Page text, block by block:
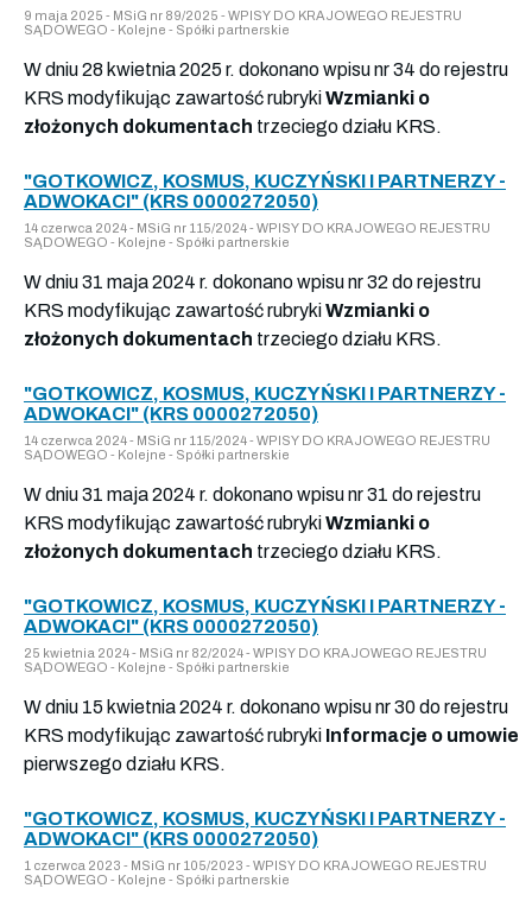
9 maja 2025 - MSiG nr 89/2025 - WPISY DO KRAJOWEGO REJESTRU
SĄDOWEGO - Kolejne - Spółki partnerskie
W dniu 28 kwietnia 2025 r. dokonano wpisu nr 34 do rejestru
KRS modyfikując zawartość rubrykiWzmianki o
złożonych dokumentach trzeciego działu KRS.
"GOTKOWICZ, KOSMUS, KUCZYŃSKI I PARTNERZY -
ADWOKACI" (KRS 0000272050)
14 czerwca 2024 - MSiG nr 115/2024 - WPISY DO KRAJOWEGO REJESTRU
SĄDOWEGO - Kolejne - Spółki partnerskie
W dniu 31 maja 2024 r. dokonano wpisu nr 32 do rejestru
KRS modyfikując zawartość rubrykiWzmianki o
złożonych dokumentach trzeciego działu KRS.
"GOTKOWICZ, KOSMUS, KUCZYŃSKI I PARTNERZY -
ADWOKACI" (KRS 0000272050)
14 czerwca 2024 - MSiG nr 115/2024 - WPISY DO KRAJOWEGO REJESTRU
SĄDOWEGO - Kolejne - Spółki partnerskie
W dniu 31 maja 2024 r. dokonano wpisu nr 31 do rejestru
KRS modyfikując zawartość rubrykiWzmianki o
złożonych dokumentach trzeciego działu KRS.
"GOTKOWICZ, KOSMUS, KUCZYŃSKI I PARTNERZY -
ADWOKACI" (KRS 0000272050)
25 kwietnia 2024 - MSiG nr 82/2024 - WPISY DO KRAJOWEGO REJESTRU
SĄDOWEGO - Kolejne - Spółki partnerskie
W dniu 15 kwietnia 2024 r. dokonano wpisu nr 30 do rejestru
KRS modyfikując zawartość rubryki Informacje o umowie
pierwszego działu KRS.
"GOTKOWICZ, KOSMUS, KUCZYŃSKI I PARTNERZY -
ADWOKACI" (KRS 0000272050)
1 czerwca 2023 - MSiG nr 105/2023 - WPISY DO KRAJOWEGO REJESTRU
SĄDOWEGO - Kolejne - Spółki partnerskie